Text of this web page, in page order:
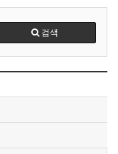
검색